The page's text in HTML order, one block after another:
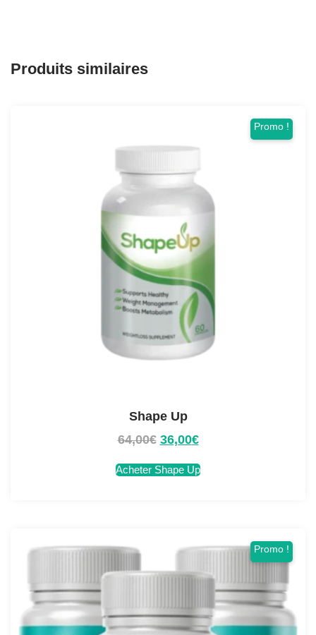
Produits similaires
Promo !
Shape Up
64,00€ 36,00€
Acheter Shape Up
Promo !